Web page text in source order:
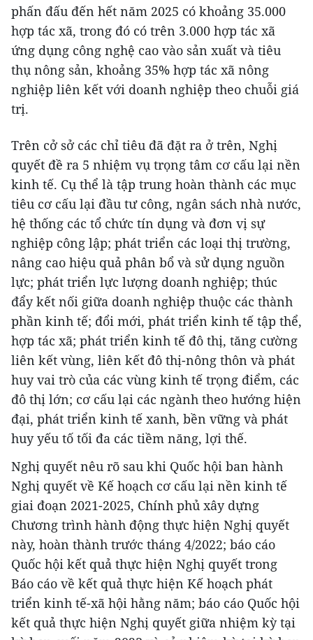
phấn đấu đến hết năm 2025 có khoảng 35.000
hợp tác xã, trong đó có trên 3.000 hợp tác xã
ứng dụng công nghệ cao vào sản xuất và tiêu
thụ nông sản, khoảng 35% hợp tác xã nông
nghiệp liên kết với doanh nghiệp theo chuỗi giá
trị.
Trên cở sở các chỉ tiêu đã đặt ra ở trên, Nghị
quyết đề ra 5 nhiệm vụ trọng tâm cơ cấu lại nền
kinh tế. Cụ thể là tập trung hoàn thành các mục
tiêu cơ cấu lại đầu tư công, ngân sách nhà nước,
hệ thống các tổ chức tín dụng và đơn vị sự
nghiệp công lập; phát triển các loại thị trường,
nâng cao hiệu quả phân bổ và sử dụng nguồn
lực; phát triển lực lượng doanh nghiệp; thúc
đẩy kết nối giữa doanh nghiệp thuộc các thành
phần kinh tế; đổi mới, phát triển kinh tế tập thể,
hợp tác xã; phát triển kinh tế đô thị, tăng cường
liên kết vùng, liên kết đô thị-nông thôn và phát
huy vai trò của các vùng kinh tế trọng điểm, các
đô thị lớn; cơ cấu lại các ngành theo hướng hiện
đại, phát triển kinh tế xanh, bền vững và phát
huy yếu tố tối đa các tiềm năng, lợi thế.
Nghị quyết nêu rõ sau khi Quốc hội ban hành
Nghị quyết về Kế hoạch cơ cấu lại nền kinh tế
giai đoạn 2021-2025, Chính phủ xây dựng
Chương trình hành động thực hiện Nghị quyết
này, hoàn thành trước tháng 4/2022; báo cáo
Quốc hội kết quả thực hiện Nghị quyết trong
Báo cáo về kết quả thực hiện Kế hoạch phát
triển kinh tế-xã hội hằng năm; báo cáo Quốc hội
kết quả thực hiện Nghị quyết giữa nhiệm kỳ tại